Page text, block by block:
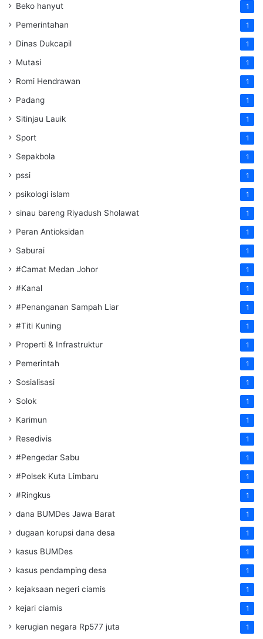
Beko hanyut 1
Pemerintahan 1
Dinas Dukcapil 1
Mutasi 1
Romi Hendrawan 1
Padang 1
Sitinjau Lauik 1
Sport 1
Sepakbola 1
pssi 1
psikologi islam 1
sinau bareng Riyadush Sholawat 1
Peran Antioksidan 1
Saburai 1
#Camat Medan Johor 1
#Kanal 1
#Penanganan Sampah Liar 1
#Titi Kuning 1
Properti & Infrastruktur 1
Pemerintah 1
Sosialisasi 1
Solok 1
Karimun 1
Resedivis 1
#Pengedar Sabu 1
#Polsek Kuta Limbaru 1
#Ringkus 1
dana BUMDes Jawa Barat 1
dugaan korupsi dana desa 1
kasus BUMDes 1
kasus pendamping desa 1
kejaksaan negeri ciamis 1
kejari ciamis 1
kerugian negara Rp577 juta 1